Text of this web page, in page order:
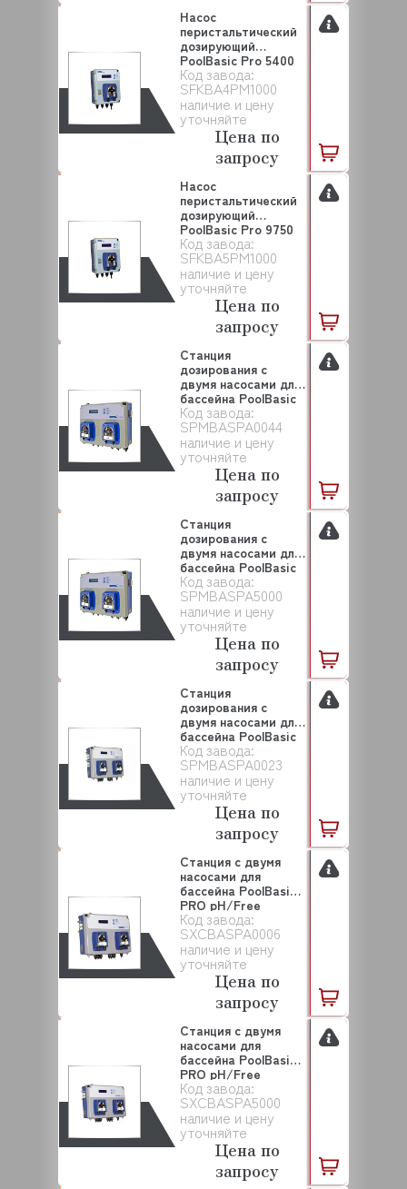
Код завода:
SFKBA4PM1000
наличие и цену
уточняйте
Насос
перистальтический
дозирующий
PoolBasic Pro 5400
SEKO (SFKBA...
Цена по
запросу
Код завода:
SFKBA5PM1000
наличие и цену
уточняйте
Насос
перистальтический
дозирующий
PoolBasic Pro 9750
SEKO (SFKBA...
Цена по
запросу
Код завода:
SPMBASPA0044
наличие и цену
уточняйте
Станция
дозирования с
двумя насосами для
бассейна PoolBasic
PRO p...
Цена по
запросу
Код завода:
SPMBASPA5000
наличие и цену
уточняйте
Станция
дозирования с
двумя насосами для
бассейна PoolBasic
PRO p...
Цена по
запросу
Код завода:
SPMBASPA0023
наличие и цену
уточняйте
Станция
дозирования с
двумя насосами для
бассейна PoolBasic
PRO p...
Цена по
запросу
Код завода:
SXCBASPA0006
наличие и цену
уточняйте
Станция с двумя
насосами для
бассейна PoolBasic
PRO pH/Free
Cl/Re...
Цена по
запросу
Код завода:
SXCBASPA5000
наличие и цену
уточняйте
Станция с двумя
насосами для
бассейна PoolBasic
PRO pH/Free
Cl/Re...
Цена по
запросу